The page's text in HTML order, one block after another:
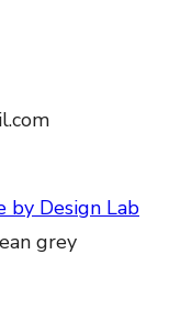
by Design Lab
grey